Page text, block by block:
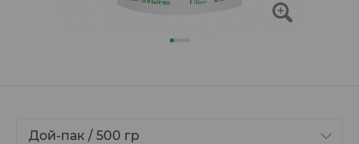
Дой-пак / 500 гр